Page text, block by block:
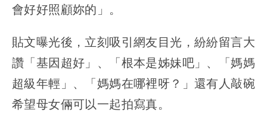
會好好照顧妳的」。
貼文曝光後，立刻吸引網友目光，紛紛留言大
讚「基因超好」、「根本是姊妹吧」、「媽媽
超級年輕」、「媽媽在哪裡呀？」還有人敲碗
希望母女倆可以一起拍寫真。